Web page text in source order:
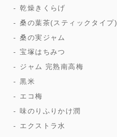
乾燥きくらげ
桑の葉茶(スティックタイプ)
桑の実ジャム
宝塚はちみつ
ジャム 完熟南高梅
黒米
エコ梅
味のりふりかけ潤
エクストラ水